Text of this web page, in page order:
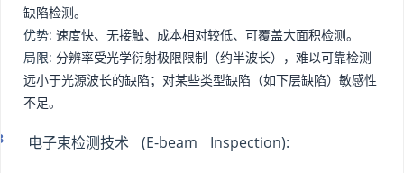
缺陷检测。
优势: 速度快、无接触、成本相对较低、可覆盖大面积检测。
局限: 分辨率受光学衍射极限限制（约半波长），难以可靠检测
远小于光源波长的缺陷；对某些类型缺陷（如下层缺陷）敏感性
不足。
电子束检测技术 (E-beam Inspection):